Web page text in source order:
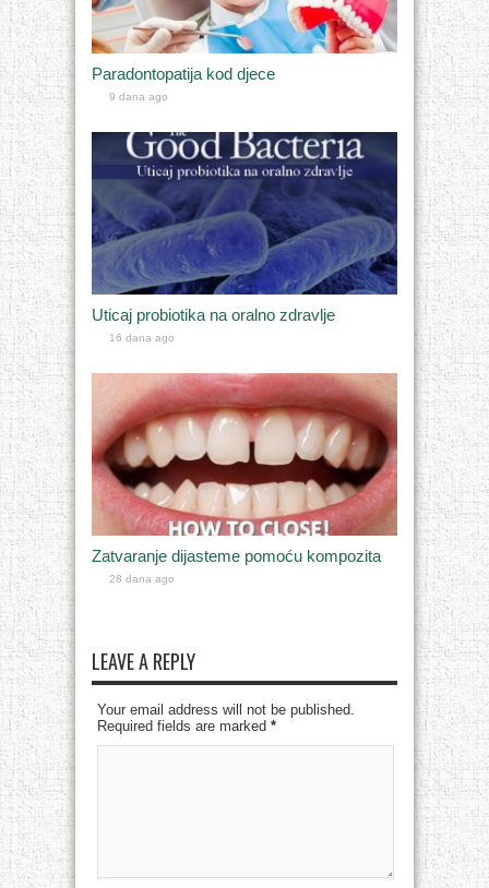
Paradontopatija kod djece
9 dana ago
Uticaj probiotika na oralno zdravlje
16 dana ago
Zatvaranje dijasteme pomoću kompozita
28 dana ago
LEAVE A REPLY
Your email address will not be published.
Required fields are marked *